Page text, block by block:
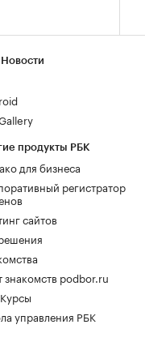
продукты РБК
для бизнеса
регистратор
сайтов
знакомств podbor.ru
управления РБК